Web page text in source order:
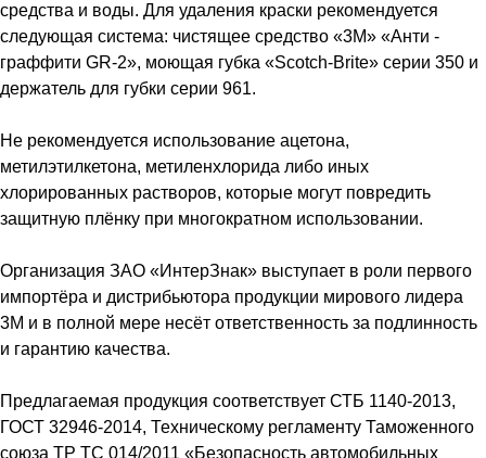
средства и воды. Для удаления краски рекомендуется
следующая система: чистящее средство «3М» «Анти -
граффити GR-2», моющая губка «Scotch-Brite» серии 350 и
держатель для губки серии 961.
Не рекомендуется использование ацетона,
метилэтилкетона, метиленхлорида либо иных
хлорированных растворов, которые могут повредить
защитную плёнку при многократном использовании.
Организация ЗАО «ИнтерЗнак» выступает в роли первого
импортёра и дистрибьютора продукции мирового лидера
3M и в полной мере несёт ответственность за подлинность
и гарантию качества.
Предлагаемая продукция соответствует СТБ 1140-2013,
ГОСТ 32946-2014, Техническому регламенту Таможенного
союза ТР ТС 014/2011 «Безопасность автомобильных